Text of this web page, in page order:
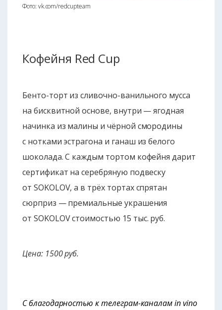
Фото: vk.com/redcupteam
Кофейня Red Cup
Бенто-торт из сливочно-ванильного мусса
на бисквитной основе, внутри — ягодная
начинка из малины и чёрной смородины
с нотками эстрагона и ганаш из белого
шоколада. С каждым тортом кофейня дарит
сертификат на серебряную подвеску
от SOKOLOV, а в трёх тортах спрятан
сюрприз — премиальные украшения
от SOKOLOV стоимостью 15 тыс. руб.
Цена: 1500 руб.
С благодарностью к телеграм-каналам in vino